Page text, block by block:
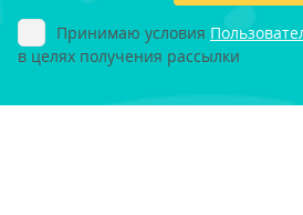
Принимаю условия
в целях получения рассылки